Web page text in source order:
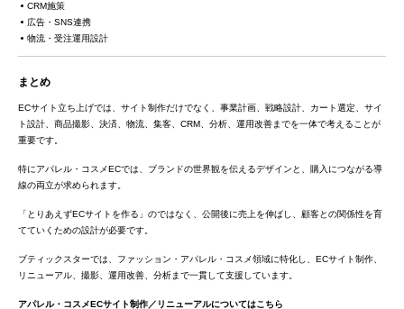
CRM施策
広告・SNS連携
物流・受注運用設計
まとめ
ECサイト立ち上げでは、サイト制作だけでなく、事業計画、戦略設計、カート選定、サイ
ト設計、商品撮影、決済、物流、集客、CRM、分析、運用改善までを一体で考えることが
重要です。
特にアパレル・コスメECでは、ブランドの世界観を伝えるデザインと、購入につながる導
線の両立が求められます。
「とりあえずECサイトを作る」のではなく、公開後に売上を伸ばし、顧客との関係性を育
てていくための設計が必要です。
ブティックスターでは、ファッション・アパレル・コスメ領域に特化し、ECサイト制作、
リニューアル、撮影、運用改善、分析まで一貫して支援しています。
アパレル・コスメECサイト制作／リニューアルについてはこちら